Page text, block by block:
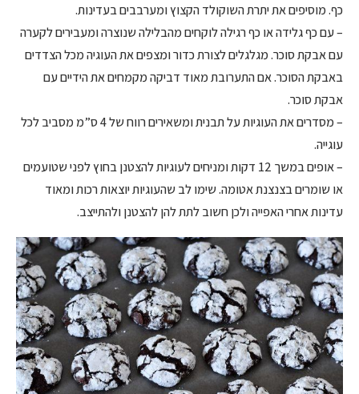
כף. מוסיפים את יתרת השוקולד הקצוץ ומערבבים בעדינות.
– עם כף גלידה או כף רגילה לוקחים מהבלילה שנוצרה ומעבירים לקערה
עם אבקת סוכר. מגלגלים לצורת כדור ומצפים את העוגיה מכל הצדדים
באבקת הסוכר. אם התערובת מאוד דביקה מקמחים את הידיים עם
אבקת סוכר.
– מסדרים את העוגיות על תבנית ומשאירים רווח של 4 ס”מ מסביב לכל
עוגייה.
– אופים במשך 12 דקות ומניחים לעוגיות להצטנן בחוץ לפני שטועמים
או שומרים בצנצנת אטומה. שימו לב שהעוגיות יוצאות רכות ומאוד
עדינות אחרי האפייה ולכן חשוב לתת להן להצטנן ולהתייצב.